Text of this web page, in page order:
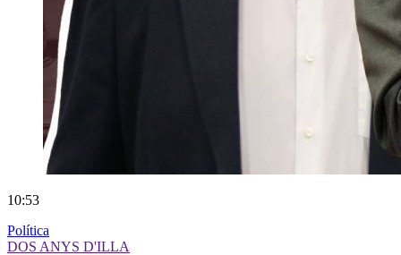
10:53
Política
DOS ANYS D'ILLA